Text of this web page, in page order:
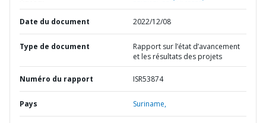
Date du document 2022/12/08
Type de document
Rapport sur l’état d’avancement
et les résultats des projets
Numéro du rapport ISR53874
Pays Suriname,